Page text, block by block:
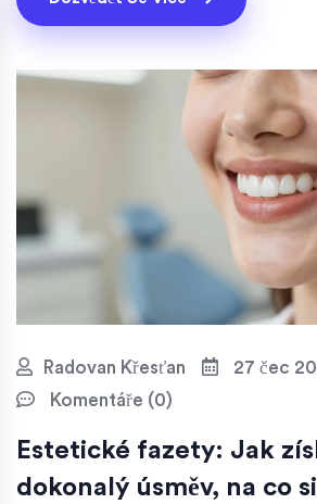
Radovan Křesťan
27 čec
Komentáře (0)
Estetické fazety: Jak
dokonalý úsměv, na co